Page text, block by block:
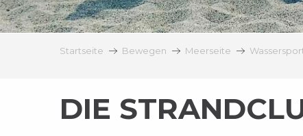
Startseite Bewegen Meerseite
DIE